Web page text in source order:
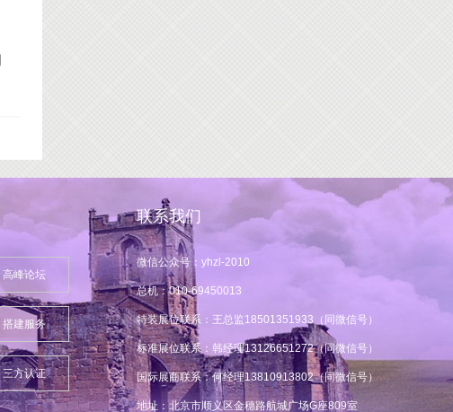
高峰论坛
搭建服务
三方认证
联系我们
微信公众号：yhzl-2010
总机：010-69450013
特装展位联系：王总监18501351933（同微信号）
标准展位联系：韩经理13126651272（同微信号）
国际展商联系：何经理13810913802（同微信号）
地址：北京市顺义区金穗路航城广场G座809室